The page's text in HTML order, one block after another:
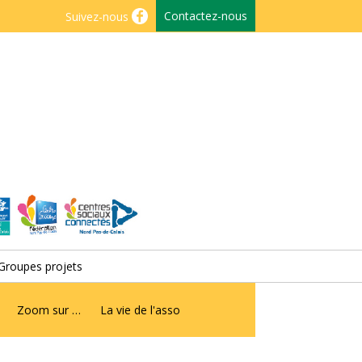
Suivez-nous Contactez-nous
projets
Zoom sur … La vie de l'asso